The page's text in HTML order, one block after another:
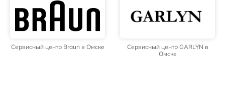
Сервисный центр Braun в Омске
Сервисный центр GARLYN в
Омске